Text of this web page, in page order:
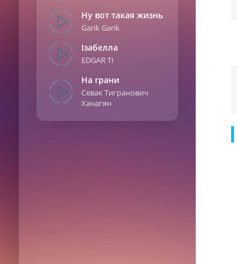
Ну вот такая жизнь
Garik Garik
Ізабелла
EDGAR TI
На грани
Севак Тигранович
Ханагян